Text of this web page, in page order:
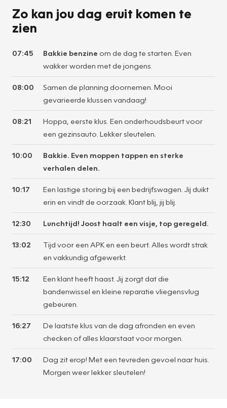
Zo kan jou dag eruit komen te
zien
07:45 Bakkie benzine om de dag te starten. Even
wakker worden met de jongens.
08:00
Samen de planning doornemen. Mooi
gevarieerde klussen vandaag!
08:21
Hoppa, eerste klus. Een onderhoudsbeurt voor
een gezinsauto. Lekker sleutelen.
10:00
Bakkie. Even moppen tappen en sterke
verhalen delen.
10:17
Een lastige storing bij een bedrijfswagen. Jij duikt
erin en vindt de oorzaak. Klant blij, jij blij.
12:30 Lunchtijd! Joost haalt een visje, top geregeld.
13:02
Tijd voor een APK en een beurt. Alles wordt strak
en vakkundig afgewerkt.
15:12
Een klant heeft haast. Jij zorgt dat die
bandenwissel en kleine reparatie vliegensvlug
gebeuren.
16:27
De laatste klus van de dag afronden en even
checken of alles klaarstaat voor morgen.
17:00
Dag zit erop! Met een tevreden gevoel naar huis.
Morgen weer lekker sleutelen!